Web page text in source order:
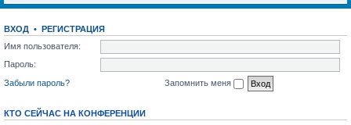
ВХОД • РЕГИСТРАЦИЯ
Имя пользователя:
Пароль:
Забыли пароль?
Запомнить меня
КТО СЕЙЧАС НА КОНФЕРЕНЦИИ